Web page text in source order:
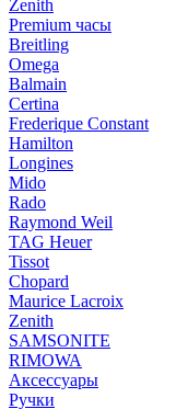
Zenith
Premium часы
Breitling
Omega
Balmain
Certina
Frederique Constant
Hamilton
Longines
Mido
Rado
Raymond Weil
TAG Heuer
Tissot
Chopard
Maurice Lacroix
Zenith
SAMSONITE
RIMOWA
Аксессуары
Ручки